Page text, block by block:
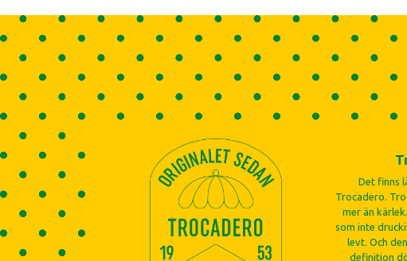
Det finns
Trocadero.
mer än
som inte
levt. Och
definition